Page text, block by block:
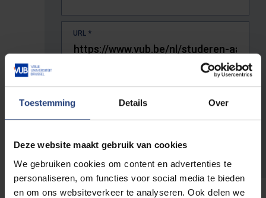
Toestemming Details Over
Deze website maakt gebruik van cookies
We gebruiken cookies om content en advertenties te
personaliseren, om functies voor social media te bieden
en om ons websiteverkeer te analyseren. Ook delen we
URL *
The full URL of the page where you encountered the error.